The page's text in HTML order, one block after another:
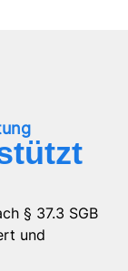
§ 37.3 SGB
und